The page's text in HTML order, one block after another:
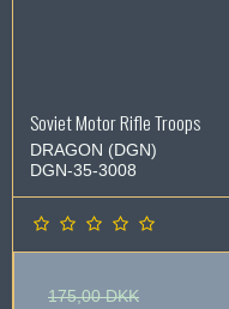
Soviet Motor Rifle Troops
DRAGON (DGN)
DGN-35-3008
175,00 DKK